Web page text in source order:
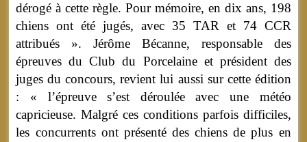
dérogé à cette règle. Pour mémoire, en dix ans, 198
chiens ont été jugés, avec 35 TAR et 74 CCR
attribués ». Jérôme Bécanne, responsable des
épreuves du Club du Porcelaine et président des
juges du concours, revient lui aussi sur cette édition
: « l’épreuve s’est déroulée avec une météo
capricieuse. Malgré ces conditions parfois difficiles,
les concurrents ont présenté des chiens de plus en